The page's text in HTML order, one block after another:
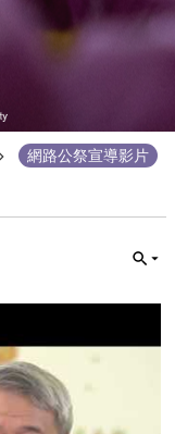
網路公祭宣導影片